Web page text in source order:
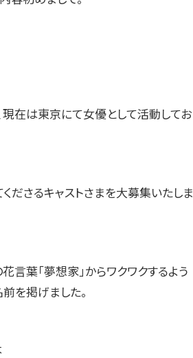
現在は東京にて女優として活動してお
ださるキャストさまを大募集いたしま
言葉「夢想家」からワクワクするよう
を掲げました。